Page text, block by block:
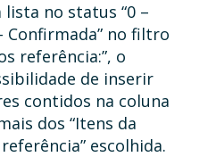
no status “0 –
Confirmada” no filtro
referência:”, o
de inserir
contidos na coluna
dos “Itens da
escolhida.